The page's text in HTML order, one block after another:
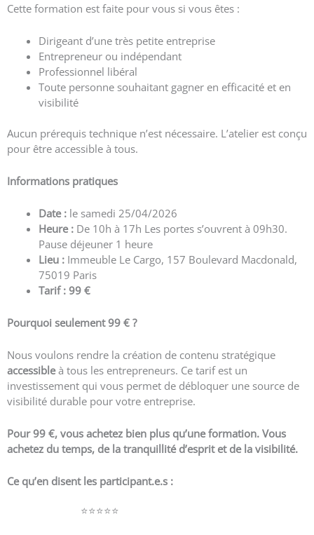
Cette formation est faite pour vous si vous êtes :
Dirigeant d’une très petite entreprise
Entrepreneur ou indépendant
Professionnel libéral
Toute personne souhaitant gagner en efficacité et en
visibilité
Aucun prérequis technique n’est nécessaire. L’atelier est conçu
pour être accessible à tous.
Informations pratiques
Date : le samedi 25/04/2026
Heure : De 10h à 17h Les portes s’ouvrent à 09h30.
Pause déjeuner 1 heure
Lieu : Immeuble Le Cargo, 157 Boulevard Macdonald,
75019 Paris
Tarif : 99 €
Pourquoi seulement 99 € ?
Nous voulons rendre la création de contenu stratégique
accessibleà tous les entrepreneurs. Ce tarif est un
investissement qui vous permet de débloquer une source de
visibilité durable pour votre entreprise.
Pour 99 €, vous achetez bien plus qu’une formation. Vous
achetez du temps, de la tranquillité d’esprit et de la visibilité.
Ce qu’en disent les participant.e.s :
⭐️⭐️⭐️⭐️⭐️